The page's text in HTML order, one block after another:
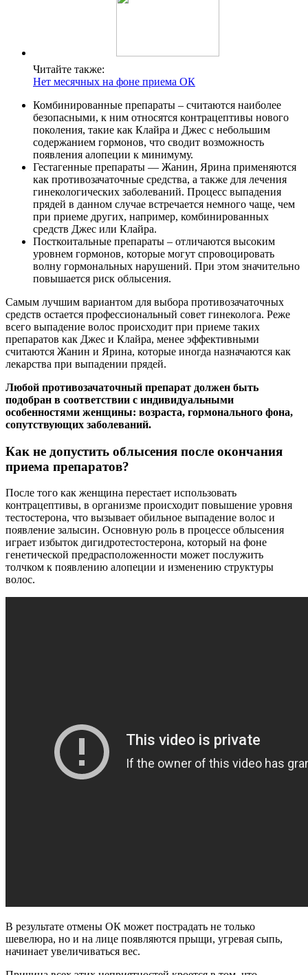
Читайте также:
Нет месячных на фоне приема ОК
Комбинированные препараты – считаются наиболее
безопасными, к ним относятся контрацептивы нового
поколения, такие как Клайра и Джес с небольшим
содержанием гормонов, что сводит возможность
появления алопеции к минимуму.
Гестагенные препараты — Жанин, Ярина применяются
как противозачаточные средства, а также для лечения
гинекологических заболеваний. Процесс выпадения
прядей в данном случае встречается немного чаще, чем
при приеме других, например, комбинированных
средств Джес или Клайра.
Посткоитальные препараты – отличаются высоким
уровнем гормонов, которые могут спровоцировать
волну гормональных нарушений. При этом значительно
повышается риск облысения.
Самым лучшим вариантом для выбора противозачаточных
средств остается профессиональный совет гинеколога. Реже
всего выпадение волос происходит при приеме таких
препаратов как Джес и Клайра, менее эффективными
считаются Жанин и Ярина, которые иногда назначаются как
лекарства при выпадении прядей.
Любой противозачаточный препарат должен быть
подобран в соответствии с индивидуальными
особенностями женщины: возраста, гормонального фона,
сопутствующих заболеваний.
Как не допустить облысения после окончания
приема препаратов?
После того как женщина перестает использовать
контрацептивы, в организме происходит повышение уровня
тестостерона, что вызывает обильное выпадение волос и
появление залысин. Основную роль в процессе облысения
играет избыток дигидротестостерона, который на фоне
генетической предрасположенности может послужить
толчком к появлению алопеции и изменению структуры
волос.
В результате отмены ОК может пострадать не только
шевелюра, но и на лице появляются прыщи, угревая сыпь,
начинает увеличиваться вес.